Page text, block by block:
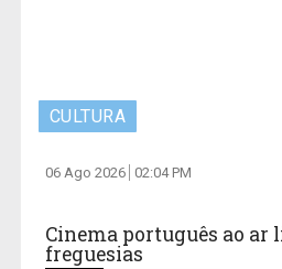
CULTURA
06 Ago 2026 02:04 PM
Cinema português ao ar
freguesias